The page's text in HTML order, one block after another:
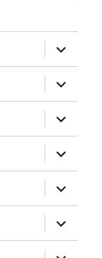
expand
child
menu
expand
child
menu
expand
child
menu
expand
child
menu
expand
child
menu
expand
child
menu
expand